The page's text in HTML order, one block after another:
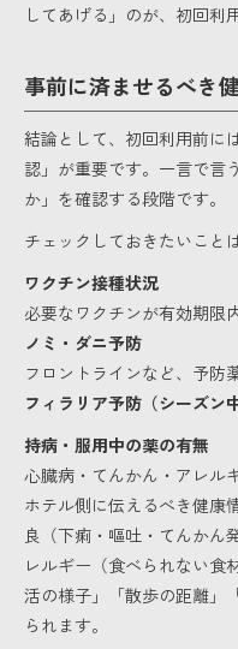
してあげる」のが、初回利
事前に済ませるべき
結論として、初回利用前に
認」が重要です。一言で言
か」を確認する段階です。
チェックしておきたいこと
ワクチン接種状況
必要なワクチンが有効期限
ノミ・ダニ予防
フロントラインなど、予防
フィラリア予防（シーズン中
持病・服用中の薬の有無
心臓病・てんかん・アレル
ホテル側に伝えるべき健康
良（下痢・嘔吐・てんかん
レルギー（食べられない食
活の様子」「散歩の距離」
られます。